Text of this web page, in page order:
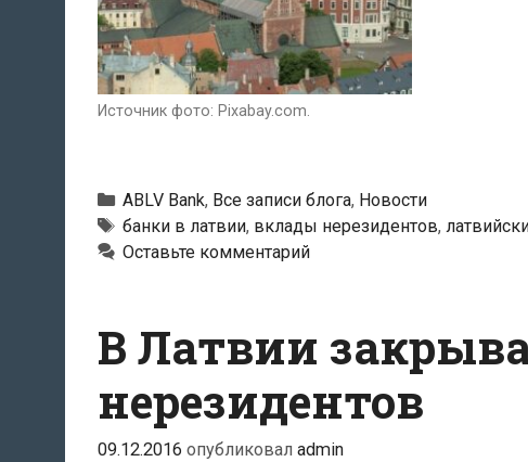
Источник фото: Pixabay.com.
Рубрики
ABLV Bank, Все записи блога, Новости
Тэги
банки в латвии, вклады нерезидентов,
Оставьте комментарий
В Латвии
нерезидентов
09.12.2016 опубликовал admin